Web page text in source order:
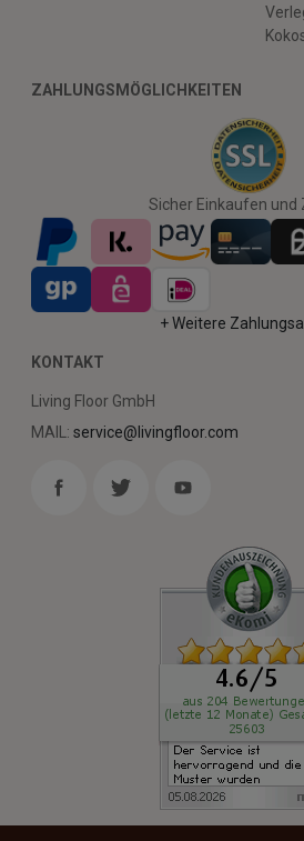
ZAHLUNGSMÖGLICHKEITEN
Sicher Einkaufen und
+ Weitere
KONTAKT
Living Floor GmbH
MAIL: service@livingfloor.com